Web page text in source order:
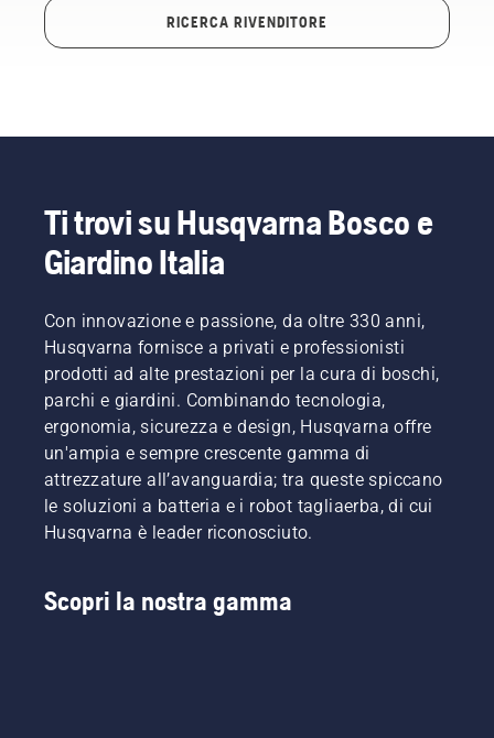
RICERCA RIVENDITORE
Ti trovi su Husqvarna Bosco e
Giardino Italia
Con innovazione e passione, da oltre 330 anni,
Husqvarna fornisce a privati e professionisti
prodotti ad alte prestazioni per la cura di boschi,
parchi e giardini. Combinando tecnologia,
ergonomia, sicurezza e design, Husqvarna offre
un'ampia e sempre crescente gamma di
attrezzature all’avanguardia; tra queste spiccano
le soluzioni a batteria e i robot tagliaerba, di cui
Husqvarna è leader riconosciuto.
Scopri la nostra gamma